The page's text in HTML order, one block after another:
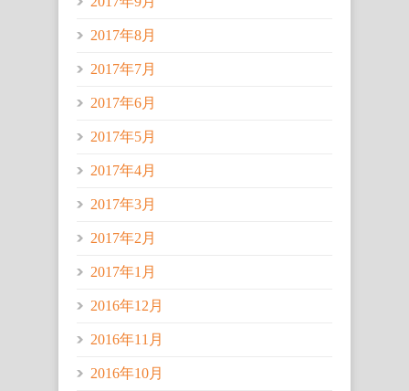
2017年8月
2017年7月
2017年6月
2017年5月
2017年4月
2017年3月
2017年2月
2017年1月
2016年12月
2016年11月
2016年10月